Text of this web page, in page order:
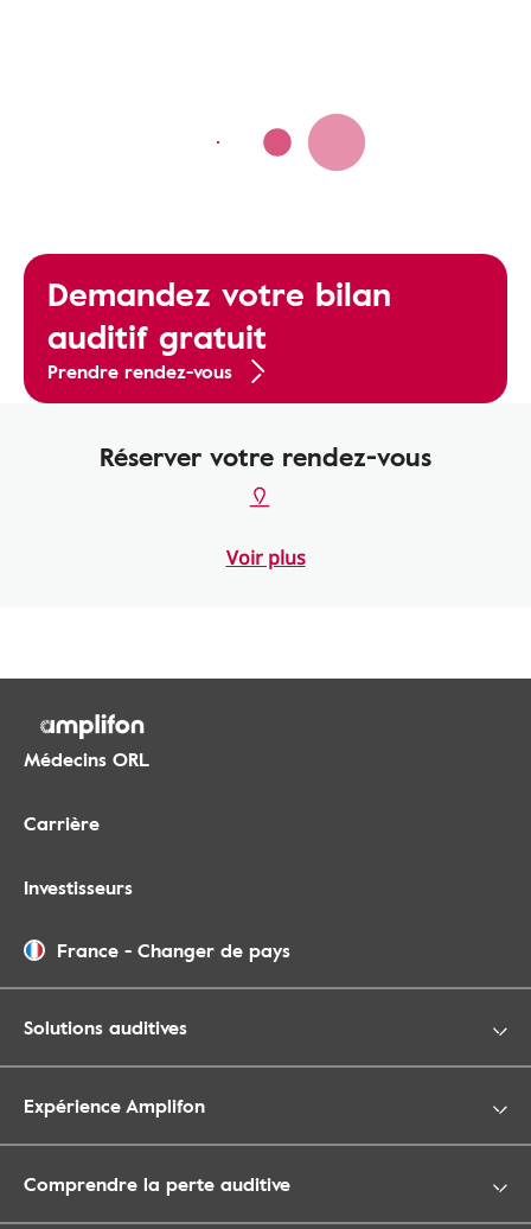
Demandez votre bilan
auditif gratuit
Prendre rendez-vous
Réserver votre rendez-vous
Voir plus
Médecins ORL
Carrière
Investisseurs
France - Changer de pays
Solutions auditives
Expérience Amplifon
Comprendre la perte auditive